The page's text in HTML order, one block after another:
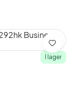
I lager
Spara